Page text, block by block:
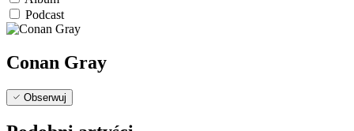
Podcast
Conan Gray
Obserwuj